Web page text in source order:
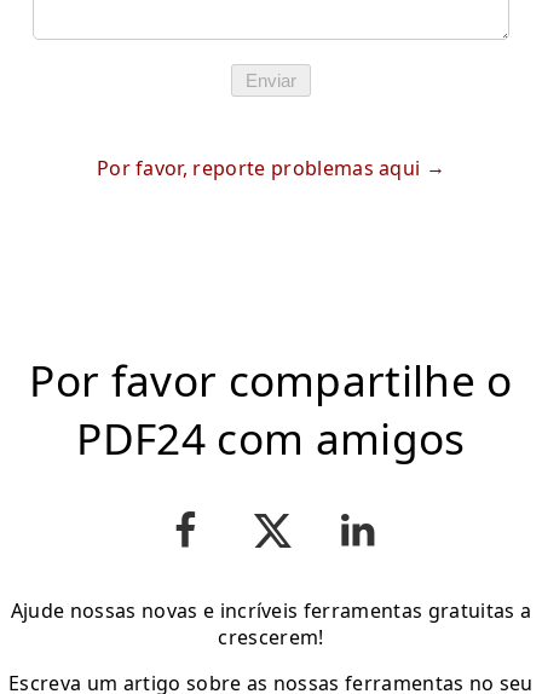
Enviar
Por favor, reporte problemas aqui
Por favor compartilhe o
PDF24 com amigos
Ajude nossas novas e incríveis ferramentas gratuitas a
crescerem!
Escreva um artigo sobre as nossas ferramentas no seu